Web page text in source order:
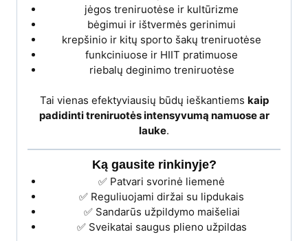
jėgos treniruotėse ir kultūrizme
bėgimui ir ištvermės gerinimui
krepšinio ir kitų sporto šakų treniruotėse
funkciniuose ir HIIT pratimuose
riebalų deginimo treniruotėse
Tai vienas efektyviausių būdų ieškantiems kaip
padidinti treniruotės intensyvumą namuose ar
lauke.
Ką gausite rinkinyje?
✅ Patvari svorinė liemenė
✅ Reguliuojami diržai su lipdukais
✅ Sandarūs užpildymo maišeliai
✅ Sveikatai saugus plieno užpildas